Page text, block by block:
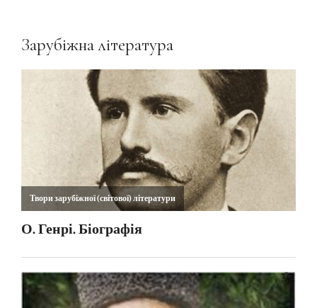
Зарубіжна література